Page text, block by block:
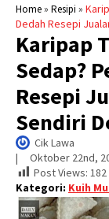
Home» Resipi »
Dedah Resepi
Karipap
Sedap?
Resepi
Sendiri
Cik Lawa
| Oktober 22nd,
Post Views: 182
Kategori: Kuih